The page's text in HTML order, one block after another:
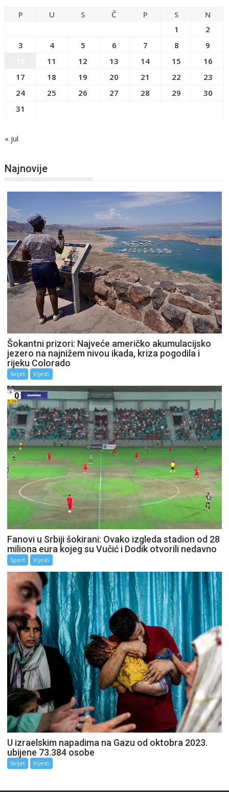
P U S Č P S
N
1
2
3
4 5 6 7 8
9
11 12 13 14 15
16
17
18 19 20 21 22
23
24
25 26 27 28 29
30
31
« jul
Najnovije
Šokantni prizori: Najveće američko akumulacijsko
jezero na najnižem nivou ikada, kriza pogodila i
rijeku Colorado
Svijet Vijesti
Fanovi u Srbiji šokirani: Ovako izgleda stadion od 28
miliona eura kojeg su Vučić i Dodik otvorili nedavno
Sport Vijesti
U izraelskim napadima na Gazu od oktobra 2023.
ubijene 73.384 osobe
Svijet Vijesti